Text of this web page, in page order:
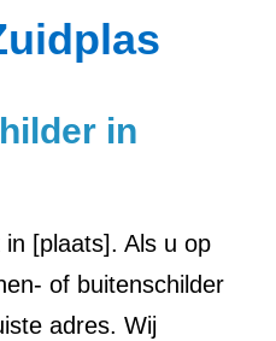
in
[plaats]. Als u op
of buitenschilder
adres. Wij